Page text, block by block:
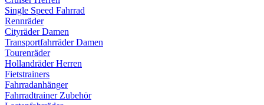
Single Speed Fahrrad
Rennräder
Cityräder Damen
Transportfahrräder Damen
Tourenräder
Hollandräder Herren
Fietstrainers
Fahrradanhänger
Fahrradtrainer Zubehör